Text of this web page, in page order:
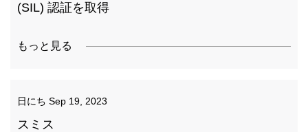
(SIL) 認証を取得
もっと見る
日にち Sep 19, 2023
スミス